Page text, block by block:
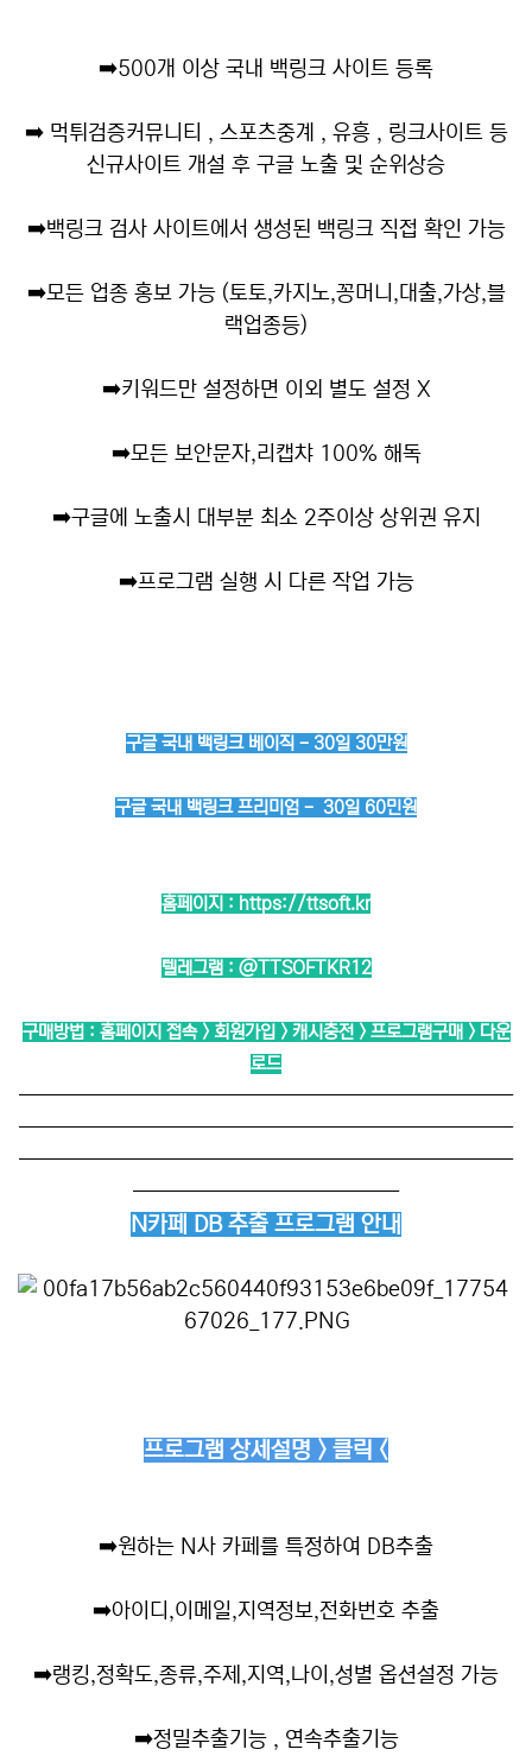
➡️500개 이상 국내 백링크 사이트 등록
➡️먹튀검증커뮤니티 , 스포츠중계 , 유흥 , 링크사이트 등
신규사이트 개설 후 구글 노출 및 순위상승
➡️백링크 검사 사이트에서 생성된 백링크 직접 확인 가능
➡️모든 업종 홍보 가능 (토토,카지노,꽁머니,대출,가상,블
랙업종등)
➡️키워드만 설정하면 이외 별도 설정 X
➡️모든 보안문자,리캡챠 100% 해독
➡️구글에 노출시 대부분 최소 2주이상 상위권 유지
➡️프로그램 실행 시 다른 작업 가능
구글 국내 백링크 베이직 - 30일 30만원
구글 국내 백링크 프리미엄 - 30일 60민원
홈페이지 : https://ttsoft.kr
텔레그램 : @TTSOFTKR12
구매방법 : 홈페이지 접속 > 회원가입 > 캐시충전 > 프로그램구매 > 다운
로드
──────────────────────────
──────────────────────────
──────────────────────────
──────────────
N카페 DB 추출 프로그램 안내
프로그램 상세설명 > 클릭 <
➡️원하는 N사 카페를 특정하여 DB추출
➡️아이디,이메일,지역정보,전화번호 추출
➡️랭킹,정확도,종류,주제,지역,나이,성별 옵션설정 가능
➡️정밀추출기능 , 연속추출기능